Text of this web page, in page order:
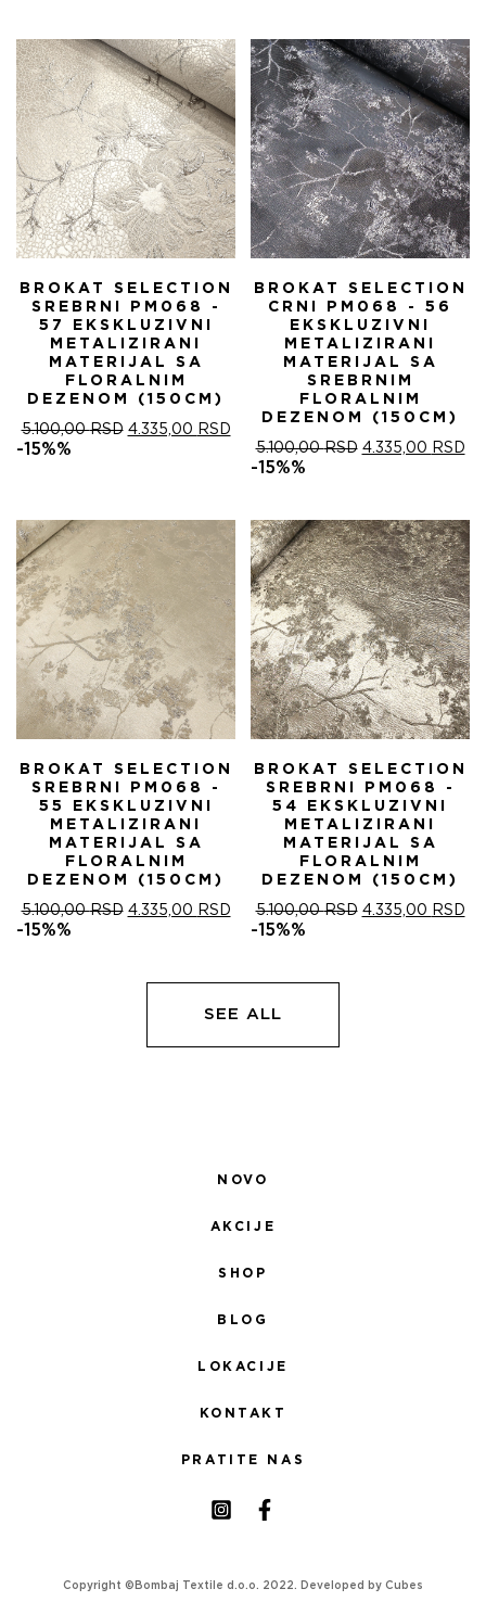
5.100,00 RSD.
BROKAT SELECTION
SREBRNI PM068 -
57 EKSKLUZIVNI
METALIZIRANI
MATERIJAL SA
FLORALNIM
DEZENOM (150CM)
5.100,00RSD ОРИГИНАЛНА
4.335,00 RSDТРЕНУТНА
ЦЕНА
-15%%
BROKAT SELECTION
CRNI PM068 - 56
EKSKLUZIVNI
METALIZIRANI
MATERIJAL SA
SREBRNIM
FLORALNIM
DEZENOM (150CM)
5.100,00RSD ОРИГИНАЛНА
5.100,00 RSD.
4.335,00 RSD
-15%%
BROKAT SELECTION
SREBRNI PM068 -
55 EKSKLUZIVNI
METALIZIRANI
MATERIJAL SA
FLORALNIM
DEZENOM (150CM)
5.100,00RSD ОРИГИНАЛНА
5.100,00 RSD.
4.335,00 RSDТРЕНУТНА
ЦЕНА
-15%%
BROKAT SELECTION
SREBRNI PM068 -
54 EKSKLUZIVNI
METALIZIRANI
MATERIJAL SA
FLORALNIM
DEZENOM (150CM)
5.100,00RSD ОРИГИНАЛНА
4.335,00 RSD
-15%%
SEE ALL
NOVO
AKCIJE
SHOP
BLOG
LOKACIJE
KONTAKT
PRATITE NAS
Copyright ©Bombaj Textile d.o.o. 2022. Developed by Cubes